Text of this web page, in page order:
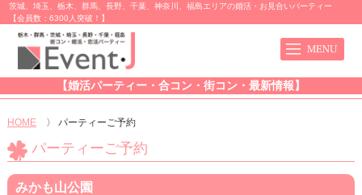
茨城、埼玉、栃木、群馬、長野、千葉、神奈川、福島エリアの婚活・お見合いパーティー
【会員数：6300人突破！】
【婚活パーティー・合コン・街コン・最新情報】
HOME 〉 パーティーご予約
パーティーご予約
みかも山公園